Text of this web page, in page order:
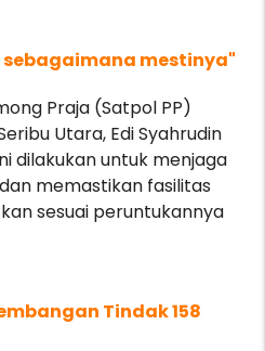
mestinya"
Praja (Satpol PP)
Utara, Edi Syahrudin
dilakukan untuk menjaga
memastikan fasilitas
sesuai peruntukannya
Tindak 158